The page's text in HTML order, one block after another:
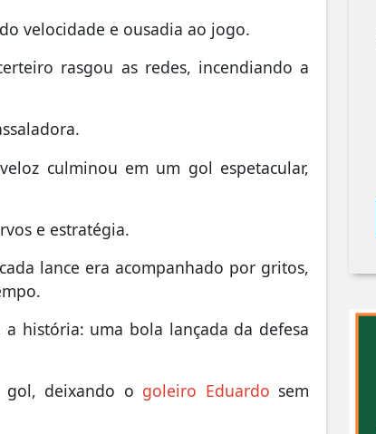
velocidade e ousadia ao jogo.
rasgou as redes, incendiando a
culminou em um gol espetacular,
e estratégia.
lance era acompanhado por gritos,
história: uma bola lançada da defesa
gol, deixando o goleiro Eduardo sem